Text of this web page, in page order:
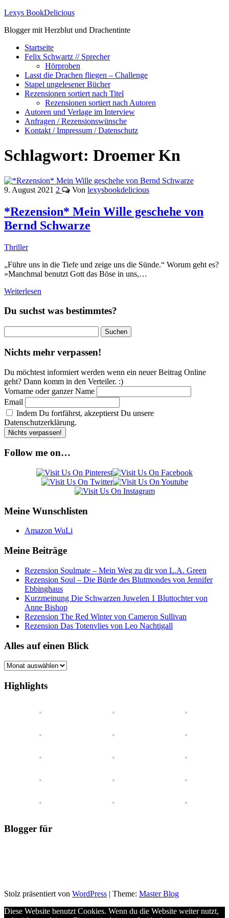
Lexys BookDelicious
Blogger mit Herzblut und Drachentinte
Startseite
Felix Schwartz // Sprecher
Hörproben
Lasst die Drachen fliegen – Challenge
Stapel ungelesener Bücher
Rezensionen sortiert nach Titel
Rezensionen sortiert nach Autoren
Autoren und Verlage im Interview
Anfragen / Rezensionswünsche
Kontakt / Impressum / Datenschutz
Schlagwort: Droemer Kn
9. August 2021 2 Von lexysbookdelicious
*Rezension* Mein Wille geschehe von
Bernd Schwarze
Thriller
„Führe uns in die Tiefe und zeige uns die Sünde.“ Worum geht es?
»Manchmal benutzt Gott das Böse in uns,…
Weiterlesen
Du suchst was bestimmtes?
nach:
Nichts mehr verpassen!
Du möchtest informiert werden wenn ein neuer Beitrag Online
geht? Dann komm in den Verteiler. :)
Vorname oder ganzer Name
Email
Indem Du fortfährst, akzeptierst Du unsere
Datenschutzerklärung.
Follow me on…
Meine Wunschlisten
Amazon WuLi
Meine Beiträge
Rezension Soulmate – Mein Weg zu dir von L.A. Green
Rezension Soul – Die Bürde des Blutmondes von Jennifer
Ebbinghaus
Kurzmeinung Die Schwarzen Juwelen 1 Bluttochter von
Anne Bishop
Rezension The Red Winter von Cameron Sullivan
Rezension Das Totenvlies von Leo Nachtigall
Alles auf einen Blick
Alles
einen
Blick
Highlights
Blogger für
Stolz präsentiert von WordPress | Theme: Master Blog
Diese Website benutzt Cookies. Wenn du die Website weiter nutzt,